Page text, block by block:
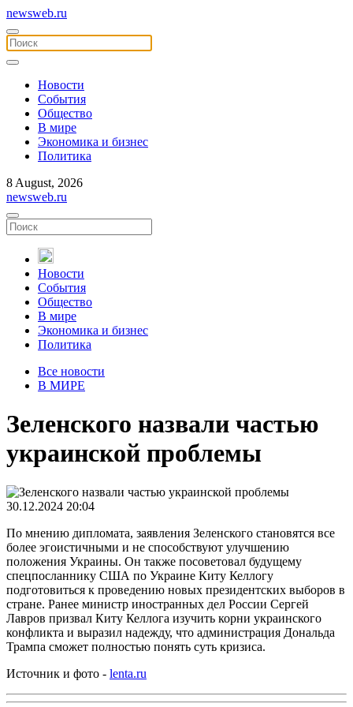
newsweb.ru
Новости
События
Общество
В мире
Экономика и бизнес
Политика
8 August, 2026
newsweb.ru
Новости
События
Общество
В мире
Экономика и бизнес
Политика
Все новости
В МИРЕ
Зеленского назвали частью
украинской проблемы
30.12.2024 20:04
По мнению дипломата, заявления Зеленского становятся все
более эгоистичными и не способствуют улучшению
положения Украины. Он также посоветовал будущему
спецпосланнику США по Украине Киту Келлогу
подготовиться к проведению новых президентских выборов в
стране. Ранее министр иностранных дел России Сергей
Лавров призвал Киту Келлога изучить корни украинского
конфликта и выразил надежду, что администрация Дональда
Трампа сможет полностью понять суть кризиса.
Источник и фото - lenta.ru